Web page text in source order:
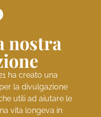
nostra
ha creato una
la divulgazione
utili ad aiutare le
vita longeva in